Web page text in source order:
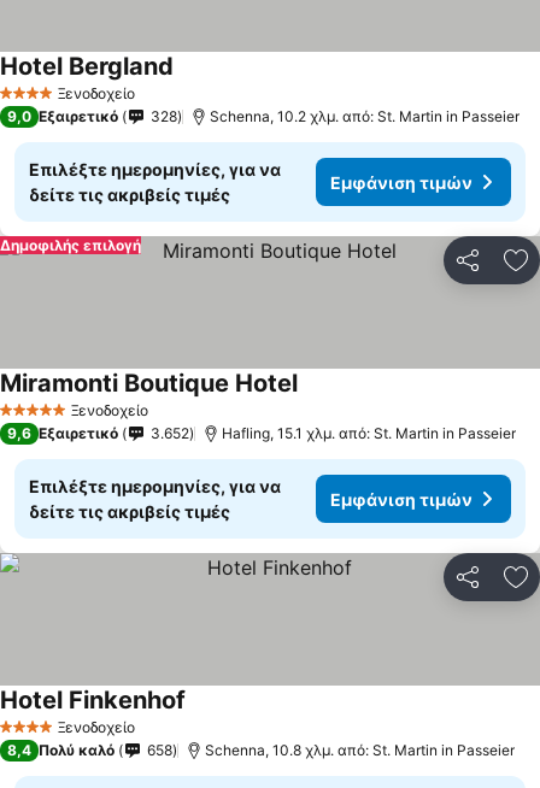
4 ΑστέριαΞενοδοχείο
Hotel Bergland
9,0 Εξαιρετικό 328 Schenna, 10.2 χλμ. από: St. Martin in Passeier
Επιλέξτε ημερομηνίες, για να
δείτε τις ακριβείς τιμές
Εμφάνιση τιμών
Δημοφιλής επιλογή
5 Αστέρια Ξενοδοχείο
Miramonti Boutique Hotel
9,6 Εξαιρετικό 3.652 Hafling, 15.1 χλμ. από: St. Martin in Passeier
Επιλέξτε ημερομηνίες, για να
δείτε τις ακριβείς τιμές
Εμφάνιση τιμών
4 ΑστέριαΞενοδοχείο
Hotel Finkenhof
8,4 Πολύ καλό 658 Schenna, 10.8 χλμ. από: St. Martin in Passeier